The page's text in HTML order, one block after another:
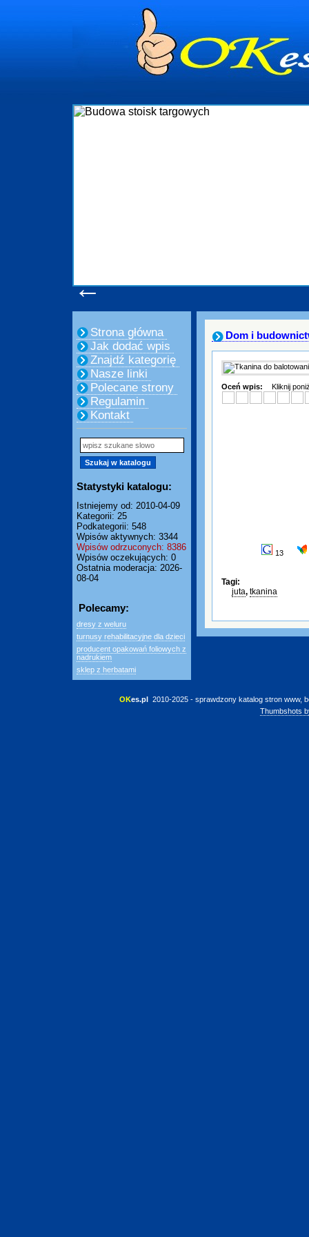
←
Strona główna
Jak dodać wpis
Znajdź kategorię
Nasze linki
Polecane strony
Regulamin
Kontakt
Statystyki katalogu:
Istniejemy od: 2010-04-09
Kategorii: 25
Podkategorii: 548
Wpisów aktywnych: 3344
Wpisów odrzuconych: 8386
Wpisów oczekujących: 0
Ostatnia moderacja: 2026-
08-04
Polecamy:
dresy z weluru
turnusy rehabilitacyjne dla dzieci
producent opakowań foliowych z
nadrukiem
sklep z herbatami
Dom i
Oceń wpis: Kliknij
13
Tagi:
juta, tkanina
OKes.pl 2010-2025 - sprawdzony katalog stron www,
Thumbshots